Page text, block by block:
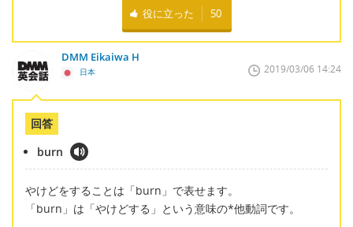
役に立った 50
DMM Eikaiwa H
日本 2019/03/06 14:24
回答
burn
やけどをすることは「burn」で表せます。
「burn」は「やけどする」という意味の*他動詞です。